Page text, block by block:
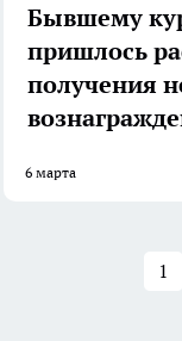
Бывшему
пришлось
получения
6 марта
1